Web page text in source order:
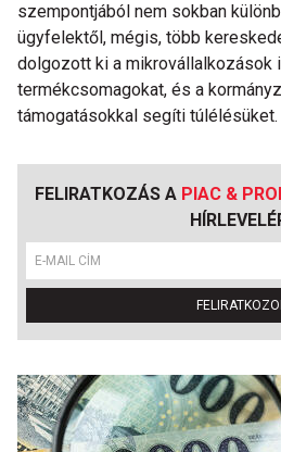
szempontjából nem sokban
ügyfelektől, mégis, több
dolgozott ki a mikrovállalkozások
termékcsomagokat, és a
támogatásokkal segíti túlélésüket.
FELIRATKOZÁS A PIAC &